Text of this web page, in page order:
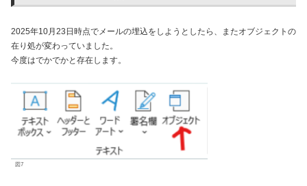
2025年10月23日時点でメールの埋込をしようとしたら、またオブジェクトの
在り処が変わっていました。
今度はでかでかと存在します。
図7